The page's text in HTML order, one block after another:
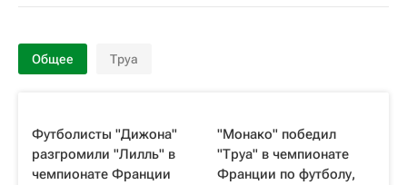
Общее Труа
Футболисты "Дижона"
разгромили "Лилль" в
чемпионате Франции
"Монако" победил
"Труа" в чемпионате
Франции по футболу,